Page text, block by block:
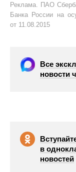
Реклама. ПАО
Банка России на
от 11.08.2015
Все
новости
в
новостей